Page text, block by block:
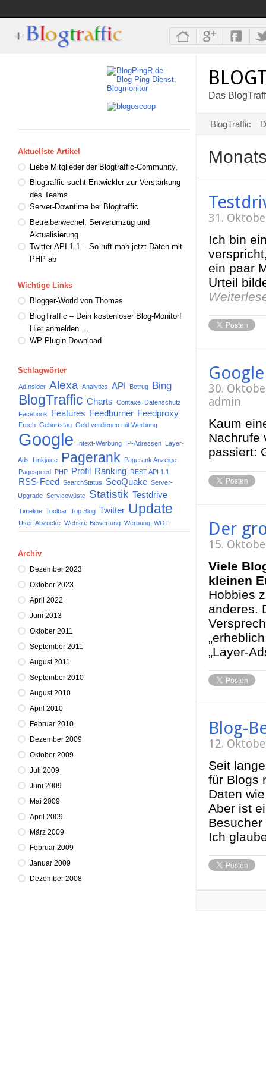
Aktuellste Artikel
Liebe Mitglieder der Blogtraffic-Community,
Blogtraffic sucht Entwickler zur Verstärkung
des Teams
Server-Downtime bei Blogtraffic
Betreiberwechel, Serverumzug und
Aktualisierung
Twitter API 1.1 – So ruft man jetzt Daten mit
PHP ab
Wichtige Links
Blogger-World von Thomas
BlogTraffic – Dein kostenloser Blog-Monitor!
Hier anmelden …
WP-Plugin Download
Schlagwörter
AdInsider Alexa Analytics API Betrug Bing
BlogTraffic Charts Contaxe Datenschutz
Facebook
Features Feedburner Feedproxy
Frech Geburtstag Geld verdienen mit Werbung
Google Intext-Werbung IP-Adressen Layer-
Ads Linkjuice Pagerank
Pagerank Anzeige
Pagespeed PHP Profil Ranking REST API 1.1
RSS-Feed SearchStatus SeoQuake Server-
Upgrade Servicewüste Statistik Testdrive
Timeline Toolbar Top Blog Twitter Update
User-Abzocke Website-Bewertung Werbung WOT
Archiv
Dezember 2023
Oktober 2023
April 2022
Juni 2013
Oktober 2011
September 2011
August 2011
September 2010
August 2010
April 2010
Februar 2010
Dezember 2009
Oktober 2009
Juli 2009
Juni 2009
Mai 2009
April 2009
März 2009
Februar 2009
Januar 2009
Dezember 2008
Das
BlogTraffic
31.
Ich bin
ein paar
Urteil
30.
admin
Kaum
Nachrufe
passiert:
Der
15.
Viele
kleinen
Hobbies
anderes.
„Layer-
Blog-
12.
Seit
für Blogs
Daten
Aber ist
Ich